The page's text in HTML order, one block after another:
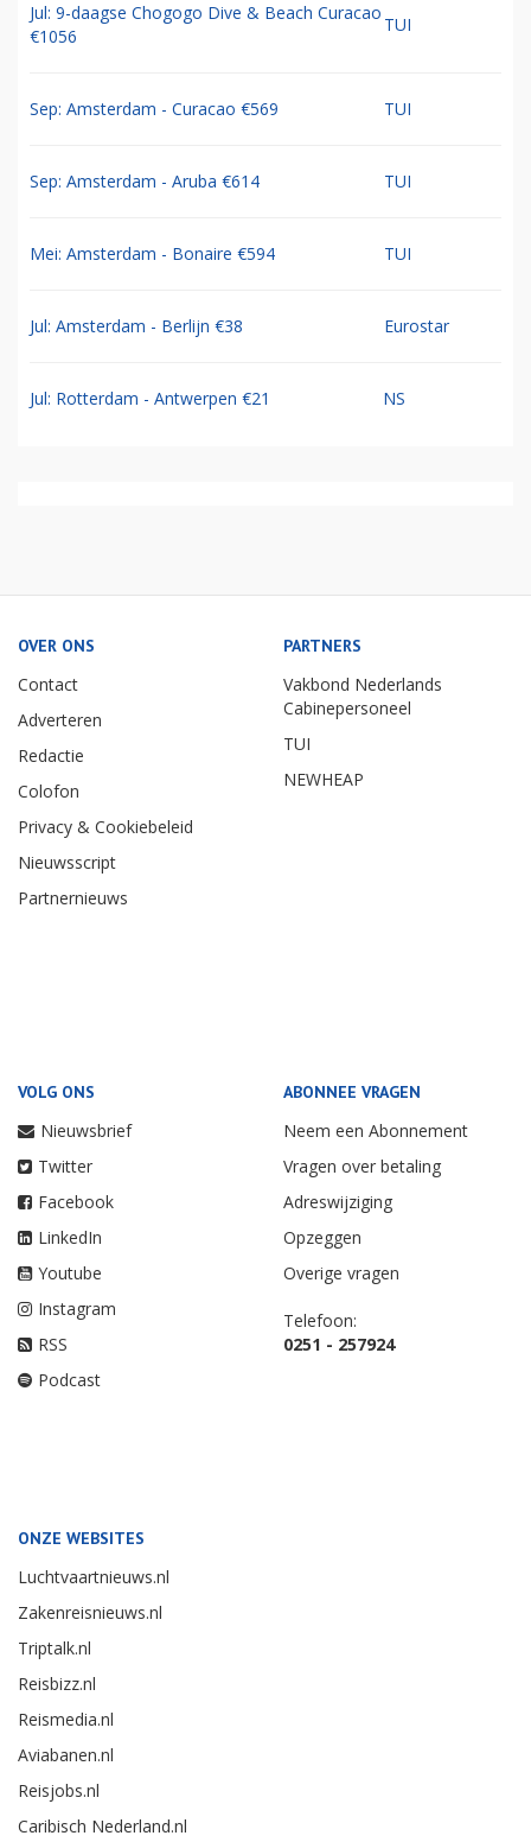
Jul: 9-daagse Chogogo Dive & Beach Curacao
€1056
TUI
Sep: Amsterdam - Curacao €569 TUI
Sep: Amsterdam - Aruba €614 TUI
Mei: Amsterdam - Bonaire €594 TUI
Jul: Amsterdam - Berlijn €38 Eurostar
Jul: Rotterdam - Antwerpen €21 NS
OVER ONS
Contact
Adverteren
Redactie
Colofon
Privacy & Cookiebeleid
Nieuwsscript
Partnernieuws
PARTNERS
Vakbond Nederlands
Cabinepersoneel
TUI
NEWHEAP
VOLG ONS
Nieuwsbrief
Twitter
Facebook
LinkedIn
Youtube
Instagram
RSS
Podcast
ABONNEE VRAGEN
Neem een Abonnement
Vragen over betaling
Adreswijziging
Opzeggen
Overige vragen
Telefoon:
0251 - 257924
ONZE WEBSITES
Luchtvaartnieuws.nl
Zakenreisnieuws.nl
Triptalk.nl
Reisbizz.nl
Reismedia.nl
Aviabanen.nl
Reisjobs.nl
Caribisch Nederland.nl